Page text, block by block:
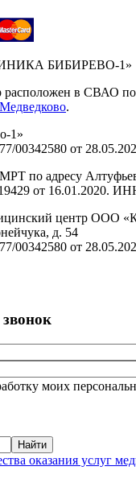
БИБИРЕВО-1»
в СВАО по
Медведково.
1»
00342580 от
по адресу
от 16.01.2020.
центр
д. 54
00342580 от
моих
оказания услуг